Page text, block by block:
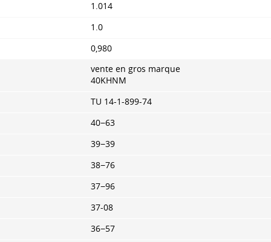
1.014
1.0
0,980
vente en gros marque
40KHNM
TU 14-1-899-74
40−63
39−39
38−76
37−96
37-08
36−57